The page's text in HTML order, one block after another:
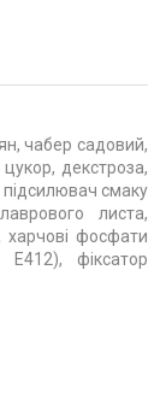
чабер садовий,
декстроза,
смаку
листа,
харчові фосфати
E412), фіксатор